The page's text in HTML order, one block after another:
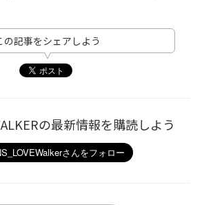
の記事をシェアしよう
の最新情報を購読しよう